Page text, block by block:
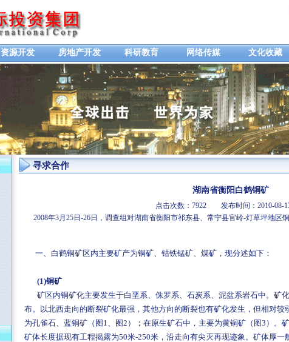
资源开发 房地产开发 科研教育 网络传媒 文化收藏
寻求合作
湖南省衡阳白鹤铜矿
点击次数：7922 发布时间：2010-
2008年3月25日-26日，调查组对湖南省衡阳市祁东县、常宁县官岭-灯草坪地区
一、白鹤铜矿区内主要矿产为铜矿、钴铁锰矿、煤矿，现分述如下：
(1)铜矿
矿区内铜矿化主要发生于白垩系、侏罗系、石炭系、泥盆系岩石中。矿
布。以北西走向的断裂矿化最强，其他方向的断裂也有矿化发生，但相对
为孔雀石、蓝铜矿（图1、图2）；在原生矿石中，主要为黄铜矿（图3）。
矿体长度据现有工程揭露为50米-250米，沿走向有尖灭再现迹象。矿体厚一